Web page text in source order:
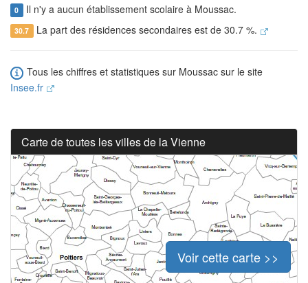
0 Il n'y a aucun établissement scolaire à Moussac.
30.7 La part des résidences secondaires est de 30.7 %.
Tous les chiffres et statistiques sur Moussac sur le site
Insee.fr
Carte de toutes les villes de la Vienne
Voir cette carte >>